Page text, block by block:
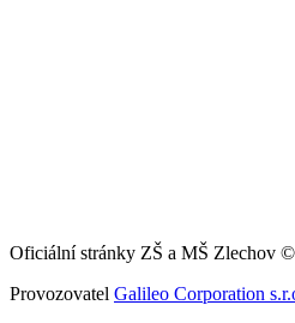
Oficiální stránky ZŠ a MŠ Zlechov
Provozovatel Galileo Corporation